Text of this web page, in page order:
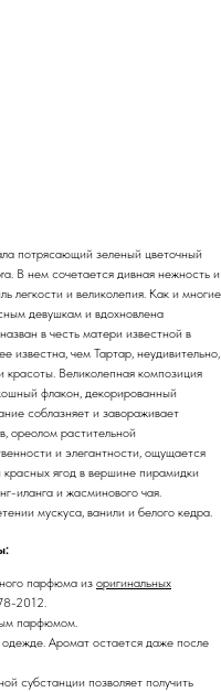
потрясающий зеленый цветочный
В нем сочетается дивная нежность и
легкости и великолепия. Как и многие
девушкам и вдохновлена
в честь матери известной в
чем Тартар, неудивительно,
красоты. Великолепная композиция
флакон, декорированный
соблазняет и завораживает
ореолом растительной
и элегантности, ощущается
ягод в вершине пирамидки
иланга и жасминового чая.
мускуса, ванили и белого кедра.
парфюма из оригинальных
2012.
парфюмом.
Аромат остается даже после
субстанции позволяет получить